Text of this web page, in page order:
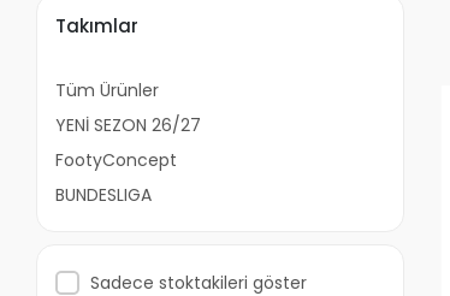
Takımlar
Tüm Ürünler
YENİ SEZON 26/27
FootyConcept
BUNDESLIGA
Sadece stoktakileri göster